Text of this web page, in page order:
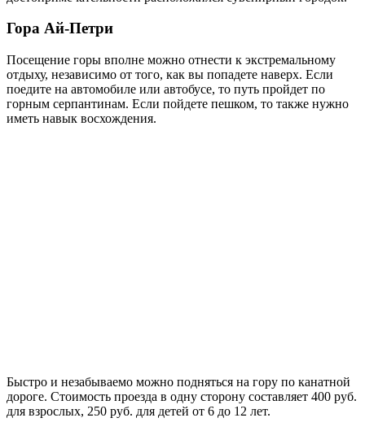
Гора Ай-Петри
Посещение горы вполне можно отнести к экстремальному
отдыху, независимо от того, как вы попадете наверх. Если
поедите на автомобиле или автобусе, то путь пройдет по
горным серпантинам. Если пойдете пешком, то также нужно
иметь навык восхождения.
Быстро и незабываемо можно подняться на гору по канатной
дороге. Стоимость проезда в одну сторону составляет 400 руб.
для взрослых, 250 руб. для детей от 6 до 12 лет.